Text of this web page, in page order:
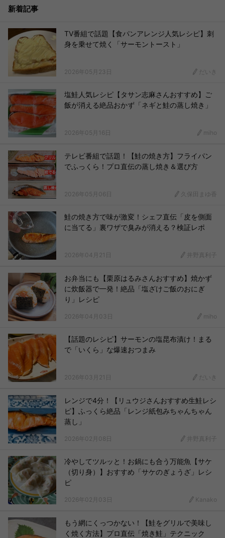
新着記事
TV番組で話題【食パンアレンジ人気レシピ】刺
身を乗せて焼く「サーモントースト」
2026年05月23日 だいき
塩鮭人気レシピ【タサン志麻さんおすすめ】ご
飯が消える絶品おかず「ネギと鮭の蒸し焼き」
2026年05月16日 miho
テレビ番組で話題！【鮭の焼き方】フライパン
でふっくら！プロ直伝の蒸し焼き＆選び方
2026年05月06日 久保田まゆ香
鮭の焼き方で味が激変！シェフ直伝「皮を側面
に当てる」裏ワザで臭みが消える？検証レポ
2026年04月21日 井野真利子
お弁当にも【栗原はるみさんおすすめ】焼かず
に炊飯器で一発！絶品「塩ざけご飯のおにぎ
り」レシピ
2026年04月03日 miho
【話題のレシピ】サーモンの塩昆布漬け！まる
で「いくら」な爆速おつまみ
2026年03月21日 だいき
レンジで4分！【リュウジさんおすすめ生鮭レシ
ピ】ふっくら絶品「レンジ紙包みちゃんちゃん
蒸し」
2026年02月08日 井野真利子
冷やしてツルッと！お鍋にも合う万能魚【サケ
（切り身）】おすすめ「サケのぎょうざ」レシ
ピ
2026年02月03日 Kanako
もう網にくっつかない！【鮭をグリルで美味し
く焼く方法】プロ直伝「焼き鮭」テクニック